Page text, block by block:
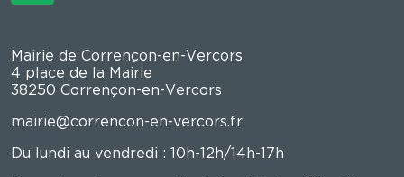
Mairie de Corrençon-en-Vercors
4 place de la Mairie
38250 Corrençon-en-Vercors
mairie@correncon-en-vercors.fr
Du lundi au vendredi : 10h-12h/14h-17h